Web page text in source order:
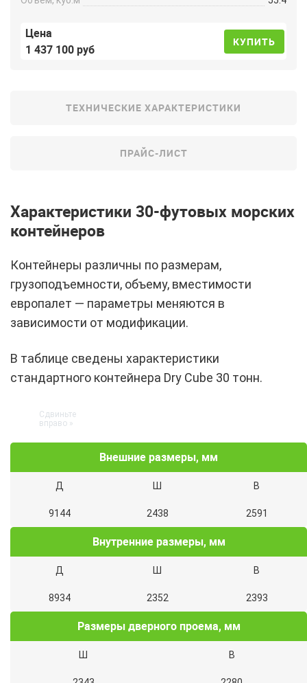
Цена
1 437 100 руб
КУПИТЬ
ТЕХНИЧЕСКИЕ ХАРАКТЕРИСТИКИ
ПРАЙС-ЛИСТ
Характеристики 30-футовых морских
контейнеров
Контейнеры различны по размерам,
грузоподъемности, объему, вместимости
европалет — параметры меняются в
зависимости от модификации.
В таблице сведены характеристики
стандартного контейнера Dry Cube 30 тонн.
Внешние размеры, мм
Д Ш В
9144 2438 2591
Внутренние размеры, мм
Д Ш В
8934 2352 2393
Размеры дверного проема, мм
Ш В